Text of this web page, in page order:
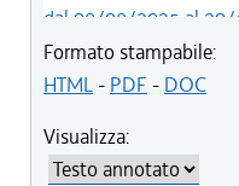
dal 08/08/2025 al
Formato stampabile:
HTML- PDF - DOC
Visualizza: